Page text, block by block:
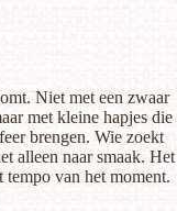
Niet met een zwaar
met kleine hapjes die
brengen. Wie zoekt
alleen naar smaak. Het
tempo van het moment.